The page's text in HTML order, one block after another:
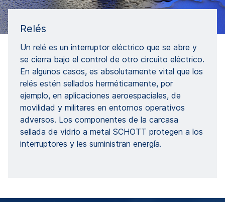
Relés
Un relé es un interruptor eléctrico que se abre y
se cierra bajo el control de otro circuito eléctrico.
En algunos casos, es absolutamente vital que los
relés estén sellados herméticamente, por
ejemplo, en aplicaciones aeroespaciales, de
movilidad y militares en entornos operativos
adversos. Los componentes de la carcasa
sellada de vidrio a metal SCHOTT protegen a los
interruptores y les suministran energía.